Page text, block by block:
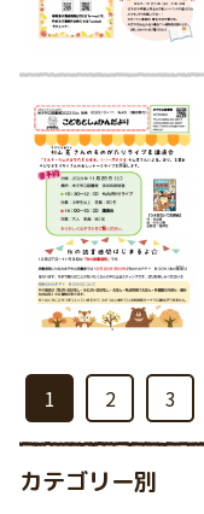
1 2 3
カテゴリー別